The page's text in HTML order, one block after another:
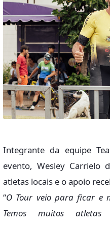
Integrante da equipe
evento, Wesley Carrielo
atletas locais e o apoio
“O Tour veio para ficar e
Temos muitos